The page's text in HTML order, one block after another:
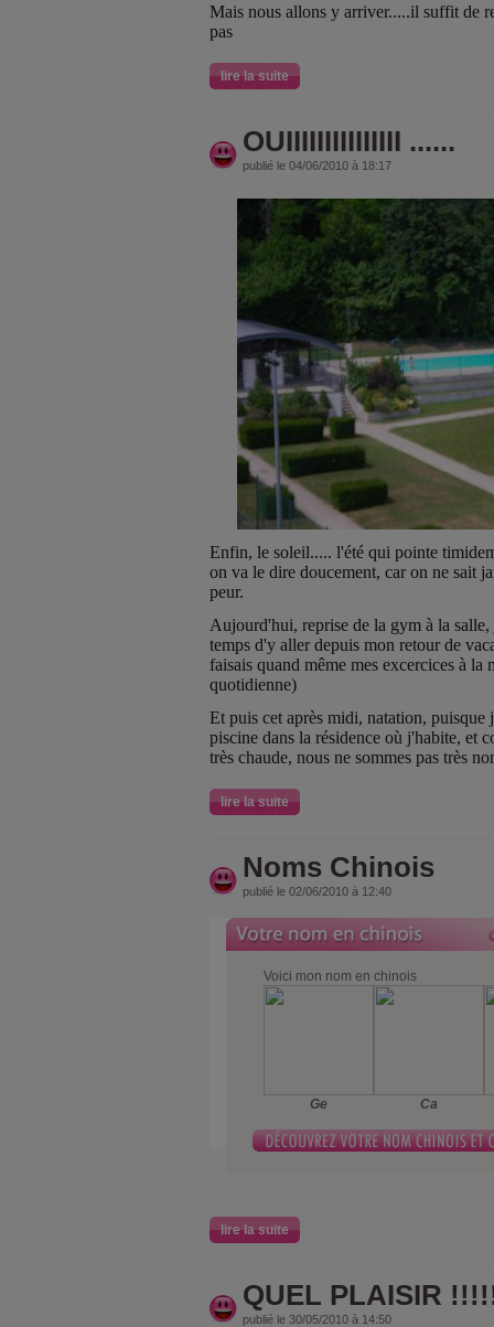
Mais nous allons y arriver.....il suffit de
pas
lire la suite
OUIIIIIIIIIIIIIII ......
publié le 04/06/2010 à 18:17
Enfin, le soleil..... l'été qui pointe
on va le dire doucement, car on ne sait
peur.
Aujourd'hui, reprise de la gym à la salle,
temps d'y aller depuis mon retour de
faisais quand même mes excercices à la
quotidienne)
Et puis cet après midi, natation, puisque
piscine dans la résidence où j'habite, et
très chaude, nous ne sommes pas très
lire la suite
Noms Chinois
publié le 02/06/2010 à 12:40
Voici mon nom en chinois
Ge Ca
lire la suite
QUEL PLAISIR
publié le 30/05/2010 à 14:50